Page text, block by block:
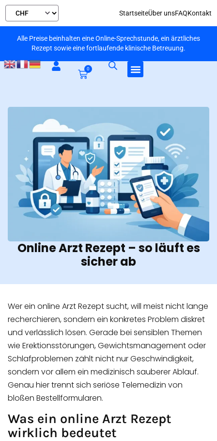
StartseiteÜber unsFAQKontakt
Alle Preise beinhalten eine Online-Sprechstunde, ein ärztliches
Rezept sowie eine fortlaufende klinische Betreuung.
0
Online Arzt Rezept – so läuft es
sicher ab
Wer ein online Arzt Rezept sucht, will meist nicht lange
recherchieren, sondern ein konkretes Problem diskret
und verlässlich lösen. Gerade bei sensiblen Themen
wie Erektionsstörungen, Gewichtsmanagement oder
Schlafproblemen zählt nicht nur Geschwindigkeit,
sondern vor allem ein medizinisch sauberer Ablauf.
Genau hier trennt sich seriöse Telemedizin von
bloßen Bestellformularen.
Was ein online Arzt Rezept
wirklich bedeutet